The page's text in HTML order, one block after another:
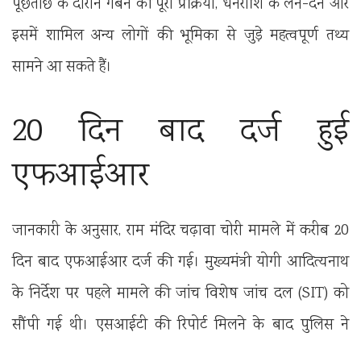
पूछताछ के दौरान गबन की पूरी प्रक्रिया, धनराशि के लेन-देन और
इसमें शामिल अन्य लोगों की भूमिका से जुड़े महत्वपूर्ण तथ्य
सामने आ सकते हैं।
20 दिन बाद दर्ज हुई
एफआईआर
जानकारी के अनुसार, राम मंदिर चढ़ावा चोरी मामले में करीब 20
दिन बाद एफआईआर दर्ज की गई। मुख्यमंत्री योगी आदित्यनाथ
के निर्देश पर पहले मामले की जांच विशेष जांच दल (SIT) को
सौंपी गई थी। एसआईटी की रिपोर्ट मिलने के बाद पुलिस ने